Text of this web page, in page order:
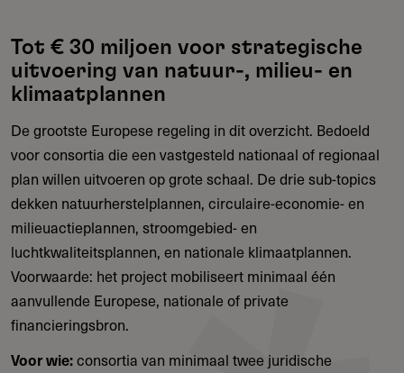
Tot € 30 miljoen voor strategische
uitvoering van natuur-, milieu- en
klimaatplannen
De grootste Europese regeling in dit overzicht. Bedoeld
voor consortia die een vastgesteld nationaal of regionaal
plan willen uitvoeren op grote schaal. De drie sub-topics
dekken natuurherstelplannen, circulaire-economie- en
milieuactieplannen, stroomgebied- en
luchtkwaliteitsplannen, en nationale klimaatplannen.
Voorwaarde: het project mobiliseert minimaal één
aanvullende Europese, nationale of private
financieringsbron.
Voor wie:consortia van minimaal twee juridische